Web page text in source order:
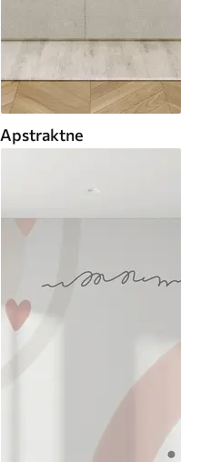
Apstraktne